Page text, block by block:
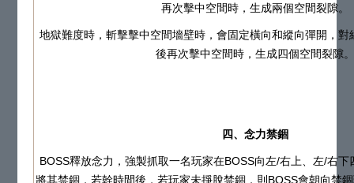
再次擊中空間時，生成兩個空間裂隙。
地獄難度時，斬擊擊中空間墻壁時，會固定橫向和縱向彈開，對
後再次擊中空間時，生成四個空間裂隙。
四、念力禁錮
BOSS釋放念力，強製抓取一名玩家在BOSS向左/右上、左/右
將其禁錮，若幹時間後，若玩家未掙脫禁錮，則BOSS會朝向禁